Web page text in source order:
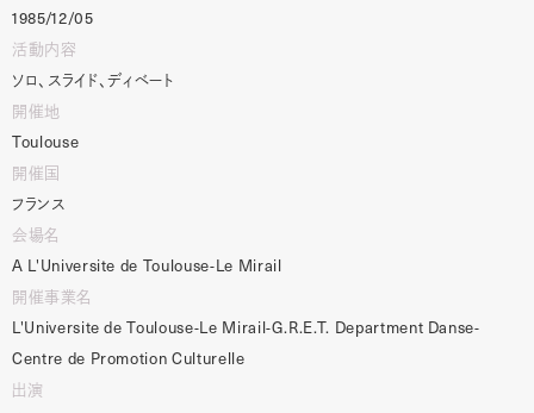
1985/12/05
活動内容
ソロ、スライド、ディベート
開催地
Toulouse
開催国
フランス
会場名
A L'Universite de Toulouse-Le Mirail
開催事業名
L'Universite de Toulouse-Le Mirail-G.R.E.T. Department Danse-
Centre de Promotion Culturelle
出演